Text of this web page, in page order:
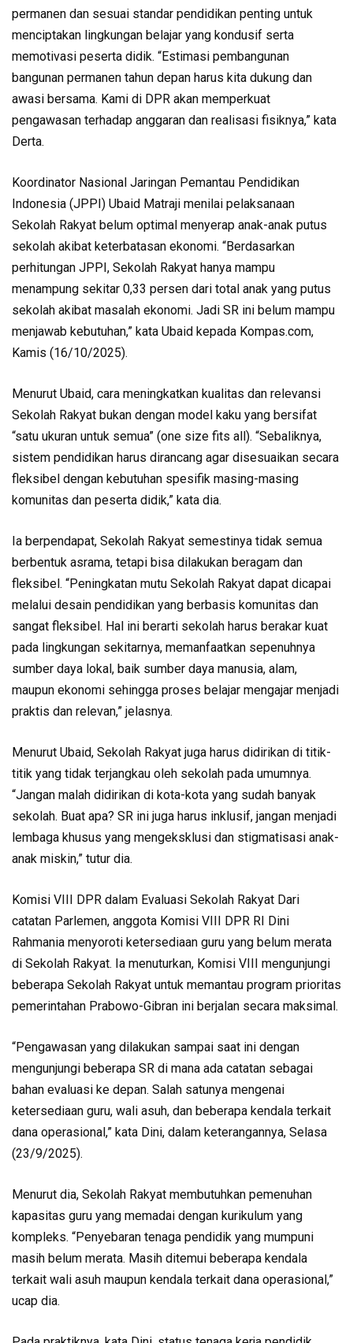
permanen dan sesuai standar pendidikan penting untuk
menciptakan lingkungan belajar yang kondusif serta
memotivasi peserta didik. “Estimasi pembangunan
bangunan permanen tahun depan harus kita dukung dan
awasi bersama. Kami di DPR akan memperkuat
pengawasan terhadap anggaran dan realisasi fisiknya,” kata
Derta.
Koordinator Nasional Jaringan Pemantau Pendidikan
Indonesia (JPPI) Ubaid Matraji menilai pelaksanaan
Sekolah Rakyat belum optimal menyerap anak-anak putus
sekolah akibat keterbatasan ekonomi. “Berdasarkan
perhitungan JPPI, Sekolah Rakyat hanya mampu
menampung sekitar 0,33 persen dari total anak yang putus
sekolah akibat masalah ekonomi. Jadi SR ini belum mampu
menjawab kebutuhan,” kata Ubaid kepada Kompas.com,
Kamis (16/10/2025).
Menurut Ubaid, cara meningkatkan kualitas dan relevansi
Sekolah Rakyat bukan dengan model kaku yang bersifat
“satu ukuran untuk semua” (one size fits all). “Sebaliknya,
sistem pendidikan harus dirancang agar disesuaikan secara
fleksibel dengan kebutuhan spesifik masing-masing
komunitas dan peserta didik,” kata dia.
Ia berpendapat, Sekolah Rakyat semestinya tidak semua
berbentuk asrama, tetapi bisa dilakukan beragam dan
fleksibel. “Peningkatan mutu Sekolah Rakyat dapat dicapai
melalui desain pendidikan yang berbasis komunitas dan
sangat fleksibel. Hal ini berarti sekolah harus berakar kuat
pada lingkungan sekitarnya, memanfaatkan sepenuhnya
sumber daya lokal, baik sumber daya manusia, alam,
maupun ekonomi sehingga proses belajar mengajar menjadi
praktis dan relevan,” jelasnya.
Menurut Ubaid, Sekolah Rakyat juga harus didirikan di titik-
titik yang tidak terjangkau oleh sekolah pada umumnya.
“Jangan malah didirikan di kota-kota yang sudah banyak
sekolah. Buat apa? SR ini juga harus inklusif, jangan menjadi
lembaga khusus yang mengeksklusi dan stigmatisasi anak-
anak miskin,” tutur dia.
Komisi VIII DPR dalam Evaluasi Sekolah Rakyat Dari
catatan Parlemen, anggota Komisi VIII DPR RI Dini
Rahmania menyoroti ketersediaan guru yang belum merata
di Sekolah Rakyat. Ia menuturkan, Komisi VIII mengunjungi
beberapa Sekolah Rakyat untuk memantau program prioritas
pemerintahan Prabowo-Gibran ini berjalan secara maksimal.
“Pengawasan yang dilakukan sampai saat ini dengan
mengunjungi beberapa SR di mana ada catatan sebagai
bahan evaluasi ke depan. Salah satunya mengenai
ketersediaan guru, wali asuh, dan beberapa kendala terkait
dana operasional,” kata Dini, dalam keterangannya, Selasa
(23/9/2025).
Menurut dia, Sekolah Rakyat membutuhkan pemenuhan
kapasitas guru yang memadai dengan kurikulum yang
kompleks. “Penyebaran tenaga pendidik yang mumpuni
masih belum merata. Masih ditemui beberapa kendala
terkait wali asuh maupun kendala terkait dana operasional,”
ucap dia.